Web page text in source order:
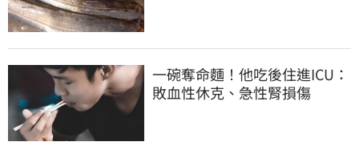
一碗奪命麵！他吃後住進ICU：
敗血性休克、急性腎損傷